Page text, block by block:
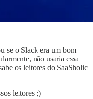
se o Slack era um bom
não usaria essa
os leitores do SaaSholic
leitores ;)